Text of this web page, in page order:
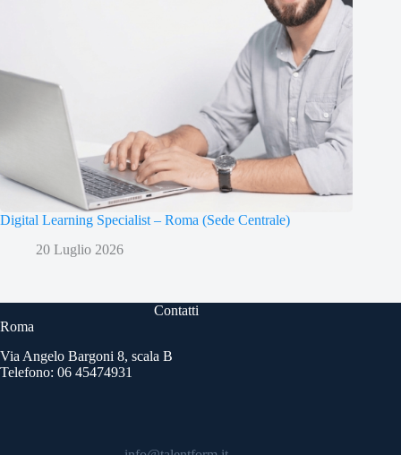
Digital Learning Specialist – Roma (Sede Centrale)
20 Luglio 2026
Contatti
Roma
Via Angelo Bargoni 8, scala B
Telefono: 06 45474931